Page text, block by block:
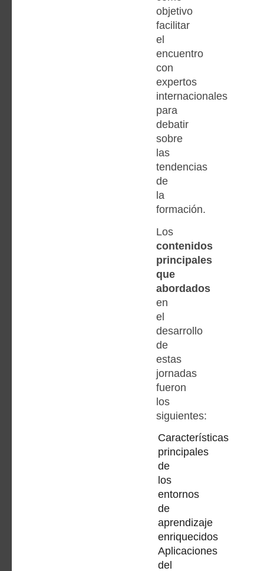
objetivo
facilitar
el
encuentro
con
expertos
internacionales
para
debatir
sobre
las
tendencias
de
la
formación.
Los
contenidos
principales
que
abordados
en
el
desarrollo
de
estas
jornadas
fueron
los
siguientes:
Características
principales
de
los
entornos
de
aprendizaje
enriquecidos
Aplicaciones
del